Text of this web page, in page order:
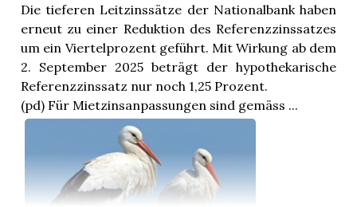
Die tieferen Leitzinssätze der Nationalbank haben
erneut zu einer Reduktion des Referenzzinssatzes
um ein Viertelprozent geführt. Mit Wirkung ab dem
2. September 2025 beträgt der hypothekarische
Referenzzinssatz nur noch 1,25 Prozent.
(pd) Für Mietzinsanpassungen sind gemäss ...